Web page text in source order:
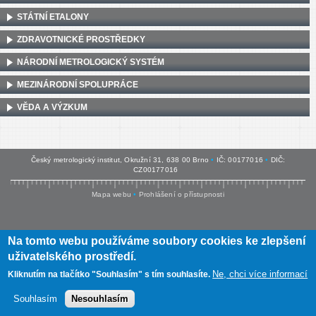
STÁTNÍ ETALONY
ZDRAVOTNICKÉ PROSTŘEDKY
NÁRODNÍ METROLOGICKÝ SYSTÉM
MEZINÁRODNÍ SPOLUPRÁCE
VĚDA A VÝZKUM
Český metrologický institut, Okružní 31, 638 00 Brno • IČ: 00177016 • DIČ:
CZ00177016
Mapa webu • Prohlášení o přístupnosti
Na tomto webu používáme soubory cookies ke zlepšení
uživatelského prostředí.
Kliknutím na tlačítko "Souhlasím" s tím souhlasíte. Ne, chci více informací
Souhlasím Nesouhlasím